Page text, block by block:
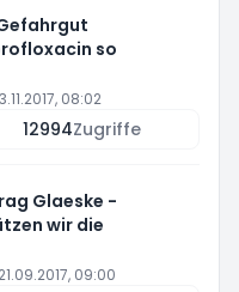
so
08:02
12994Zugriffe
Glaeske -
wir die
21.09.2017, 09:00